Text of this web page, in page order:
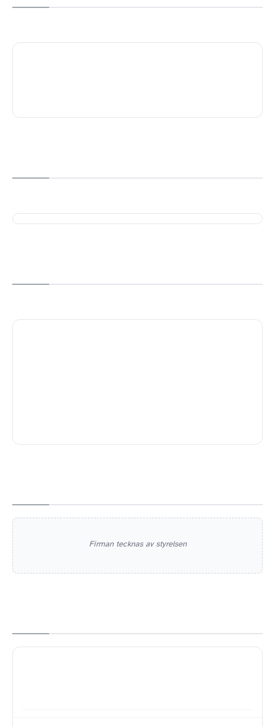
Firman tecknas av styrelsen